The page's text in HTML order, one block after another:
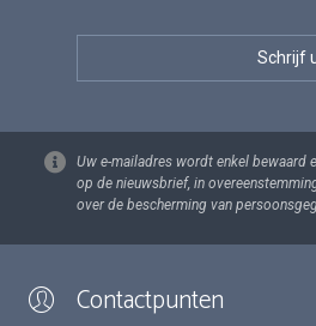
Uw e-mailadres wordt enkel bewaard
op de nieuwsbrief, in
over de bescherming van
Contactpunten